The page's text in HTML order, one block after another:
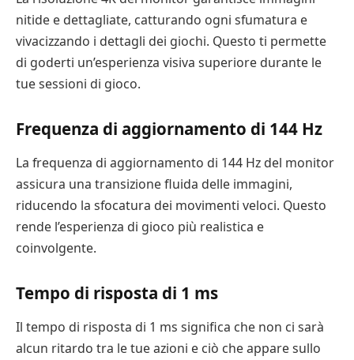
nitide e dettagliate, catturando ogni sfumatura e
vivacizzando i dettagli dei giochi. Questo ti permette
di goderti un’esperienza visiva superiore durante le
tue sessioni di gioco.
Frequenza di aggiornamento di 144 Hz
La frequenza di aggiornamento di 144 Hz del monitor
assicura una transizione fluida delle immagini,
riducendo la sfocatura dei movimenti veloci. Questo
rende l’esperienza di gioco più realistica e
coinvolgente.
Tempo di risposta di 1 ms
Il tempo di risposta di 1 ms significa che non ci sarà
alcun ritardo tra le tue azioni e ciò che appare sullo